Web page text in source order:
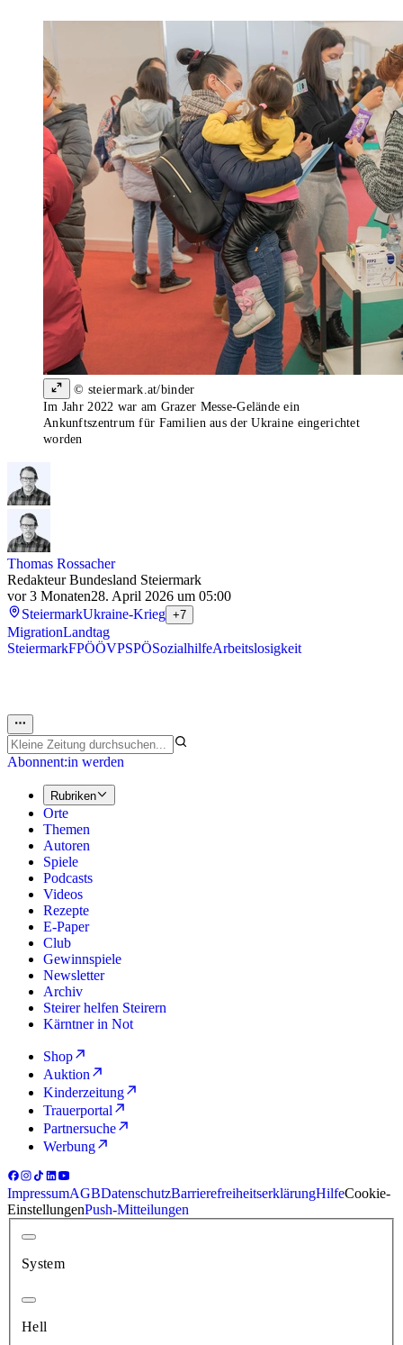
© steiermark.at/binder
Im Jahr 2022 war am Grazer Messe-Gelände ein
Ankunftszentrum für Familien aus der Ukraine eingerichtet
worden
Thomas Rossacher
Redakteur Bundesland Steiermark
vor 3 Monaten28. April 2026 um 05:00
SteiermarkUkraine-Krieg +7
MigrationLandtag
SteiermarkFPÖÖVPSPÖSozialhilfeArbeitslosigkeit
Abonnent:in werden
Rubriken
Orte
Themen
Autoren
Spiele
Podcasts
Videos
Rezepte
E-Paper
Club
Gewinnspiele
Newsletter
Archiv
Steirer helfen Steirern
Kärntner in Not
Shop
Auktion
Kinderzeitung
Trauerportal
Partnersuche
Werbung
ImpressumAGBDatenschutzBarrierefreiheitserklärungHilfeCookie-
EinstellungenPush-Mitteilungen
System
Hell